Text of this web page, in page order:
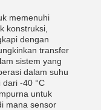
memenuhi
konstruksi,
dengan
transfer
sistem yang
dalam suhu
-40 °C
untuk
mana sensor